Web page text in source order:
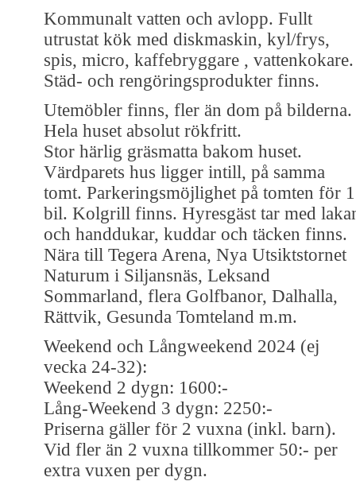
Kommunalt vatten och avlopp. Fullt
utrustat kök med diskmaskin, kyl/frys,
spis, micro, kaffebryggare , vattenkokare.
Städ- och rengöringsprodukter finns.
Utemöbler finns, fler än dom på bilderna.
Hela huset absolut rökfritt.
Stor härlig gräsmatta bakom huset.
Värdparets hus ligger intill, på samma
tomt. Parkeringsmöjlighet på tomten för 1
bil. Kolgrill finns. Hyresgäst tar med
och handdukar, kuddar och täcken finns.
Nära till Tegera Arena, Nya Utsiktstornet
Naturum i Siljansnäs, Leksand
Sommarland, flera Golfbanor, Dalhalla,
Rättvik, Gesunda Tomteland m.m.
Weekend och Långweekend 2024 (ej
vecka 24-32):
Weekend 2 dygn: 1600:-
Lång-Weekend 3 dygn: 2250:-
Priserna gäller för 2 vuxna (inkl. barn).
Vid fler än 2 vuxna tillkommer 50:- per
extra vuxen per dygn.